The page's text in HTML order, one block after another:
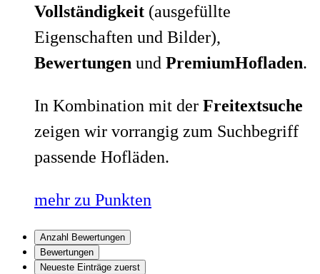
Vollständigkeit (ausgefüllte
Eigenschaften und Bilder),
Bewertungen und PremiumHofladen.
In Kombination mit der Freitextsuche
zeigen wir vorrangig zum Suchbegriff
passende Hofläden.
mehr zu Punkten
Anzahl Bewertungen
Bewertungen
Neueste Einträge zuerst